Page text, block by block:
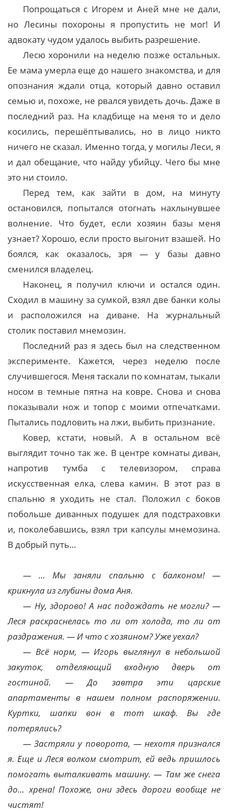
Попрощаться с Игорем и Аней мне не дали,
но Лесины похороны я пропустить не мог! И
адвокату чудом удалось выбить разрешение.
Лесю хоронили на неделю позже остальных.
Ее мама умерла еще до нашего знакомства, и для
опознания ждали отца, который давно оставил
семью и, похоже, не рвался увидеть дочь. Даже в
последний раз. На кладбище на меня то и дело
косились, перешёптывались, но в лицо никто
ничего не сказал. Именно тогда, у могилы Леси, я
и дал обещание, что найду убийцу. Чего бы мне
это ни стоило.
Перед тем, как зайти в дом, на минуту
остановился, попытался отогнать нахлынувшее
волнение. Что будет, если хозяин базы меня
узнает? Хорошо, если просто выгонит взашей. Но
боялся, как оказалось, зря — у базы давно
сменился владелец.
Наконец, я получил ключи и остался один.
Сходил в машину за сумкой, взял две банки колы
и расположился на диване. На журнальный
столик поставил мнемозин.
Последний раз я здесь был на следственном
эксперименте. Кажется, через неделю после
случившегося. Меня таскали по комнатам, тыкали
носом в темные пятна на ковре. Снова и снова
показывали нож и топор с моими отпечатками.
Пытались подловить на лжи, выбить признание.
Ковер, кстати, новый. А в остальном всё
выглядит точно так же. В центре комнаты диван,
напротив тумба с телевизором, справа
искусственная елка, слева камин. В этот раз в
спальню я уходить не стал. Положил с боков
побольше диванных подушек для подстраховки
и, поколебавшись, взял три капсулы мнемозина.
В добрый путь…
— … Мы заняли спальню с балконом! —
крикнула из глубины дома Аня.
— Ну, здорово! А нас подождать не могли? —
Леся раскраснелась то ли от холода, то ли от
раздражения. — И что с хозяином? Уже уехал?
— Всё норм, — Игорь выглянул в небольшой
закуток, отделяющий входную дверь от
гостиной. — До завтра эти царские
апартаменты в нашем полном распоряжении.
Куртки, шапки вон в тот шкаф. Вы где
потерялись?
— Застряли у поворота, — нехотя признался
я. Еще и Леся волком смотрит, ей ведь пришлось
помогать выталкивать машину. — Там же снега
до… хрена! Похоже, они здесь дороги вообще не
чистят!